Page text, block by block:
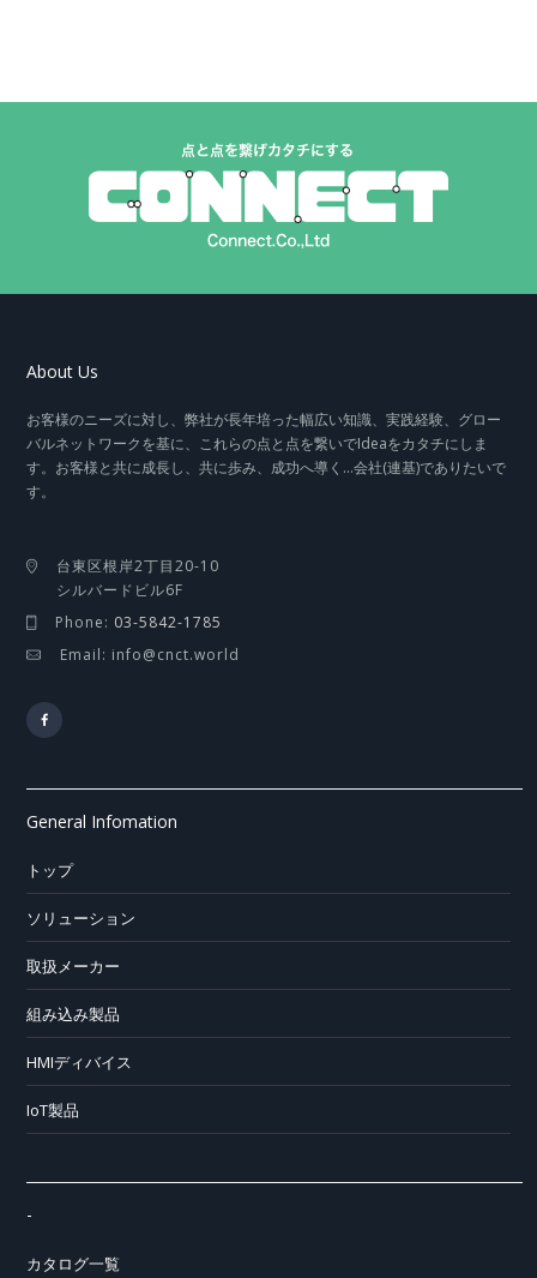
About Us
お客様のニーズに対し、弊社が長年培った幅広い知識、実践経験、グロー
バルネットワークを基に、これらの点と点を繋いでIdeaをカタチにしま
す。お客様と共に成長し、共に歩み、成功へ導く…会社(連基)でありたいで
す。
台東区根岸2丁目20-10
シルバードビル6F
Phone: 03-5842-1785
Email: info@cnct.world
General Infomation
トップ
ソリューション
取扱メーカー
組み込み製品
HMIディバイス
IoT製品
-
カタログ一覧